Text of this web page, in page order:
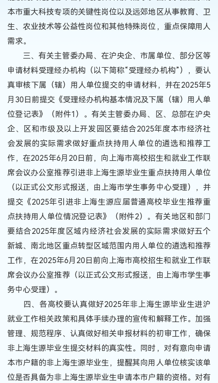
本市重大科技专项的关键性岗位以及远郊地区从事教育、卫
生、农业技术等公益性岗位和其他特殊岗位，重点保障用人
需求。
三、有关主管委办局、在沪央企、市属单位、部分区等
申请材料受理经办机构（以下简称“受理经办机构”），要认
真审核下属（辖）用人单位提交的申请材料，并在2025年5
月30日前提交《受理经办机构基本情况及下属（辖）用人单
位登记表》（附件1）。有关主管委办局、区、总部在沪央
企、区和市级及以上开发园区要结合2025年度本市经济社
会发展的实际需求做好重点扶持用人单位的遴选和推荐工
作，在2025年6月20日前，向上海市高校招生和就业工作联
席会议办公室推荐引进非上海生源毕业生重点扶持用人单位
（以正式公文形式报送，由上海市学生事务中心受理），并
提交《2025年引进非上海生源应届普通高校毕业生推荐重
点扶持用人单位情况登记表》（附件2）。有关地区和部门
要结合2025年度区域内经济社会发展的实际需求做好五个
新城、南北地区重点转型区域范围内用人单位的遴选和推荐
工作，在2025年6月20日前向上海市高校招生和就业工作联
席会议办公室推荐（以正式公文形式报送，由上海市学生事
务中心受理）。
四、各高校要认真做好2025年非上海生源毕业生进沪
就业工作相关政策和具体手续办理的宣传和解释工作。加强
管理、规范程序、认真做好相关申报材料的初审工作，确保
非上海生源毕业生提交材料的真实性。同时，对有意向申请
本市户籍的非上海生源毕业生，提醒其向用人单位核实该单
位是否具备为非上海生源毕业生申请本市户籍的资格。对有